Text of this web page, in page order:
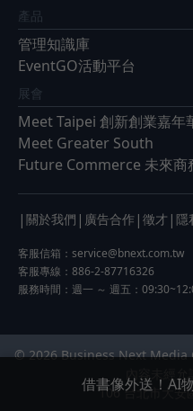
產品
管理知識庫
EventGO活動平台
展會
Meet Taipei 創新創業嘉年
Meet Greater South
Future Commerce 未來商
| 關於我們 | 廣告合作 | 徵才 | 隱
客服信箱： service@bnext.com.tw
客服專線：886-2-87716326
服務時間：週一 ～ 週五：
© 2026 Business Next Media
內容未經
106 台北市大安
借書像外送！AI